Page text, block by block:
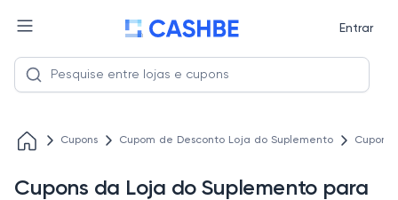
Entrar
Cupons Cupom de Desconto Loja do Suplemento Cupons
Cupons da Loja do Suplemento para